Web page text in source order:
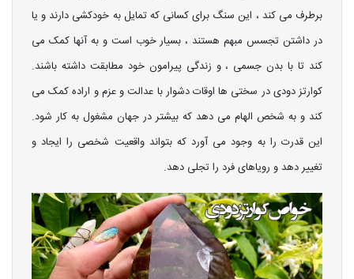
برطرف می کند ، این سنگ برای کسانی که تمایل به خودکشی دارند و یا
در داشتن تجسس مبهم هستند ، بسیار خوب است و به آنها کمک می
کند تا با بدن جسمی ، و زندگی پیرامون خود مطابقت داشته باشند.
کوارتز دودی در سختی ها اوقات دشوار با عدالت و عزم و اراده کمک می
کند و به شخص الهام می دهد که بیشتر در جهان مشغول به کار شود.
این قدرت را به وجود می آورد که بتواند واقعیت شخصی را ایجاد و
تغییر دهد و رویاهای فرد را تجلی دهد.